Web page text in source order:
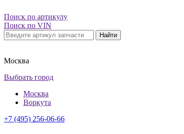
Поиск по артикулу
Поиск по VIN
Найти
Москва
Выбрать город
Москва
Воркута
+7 (495) 256-06-66